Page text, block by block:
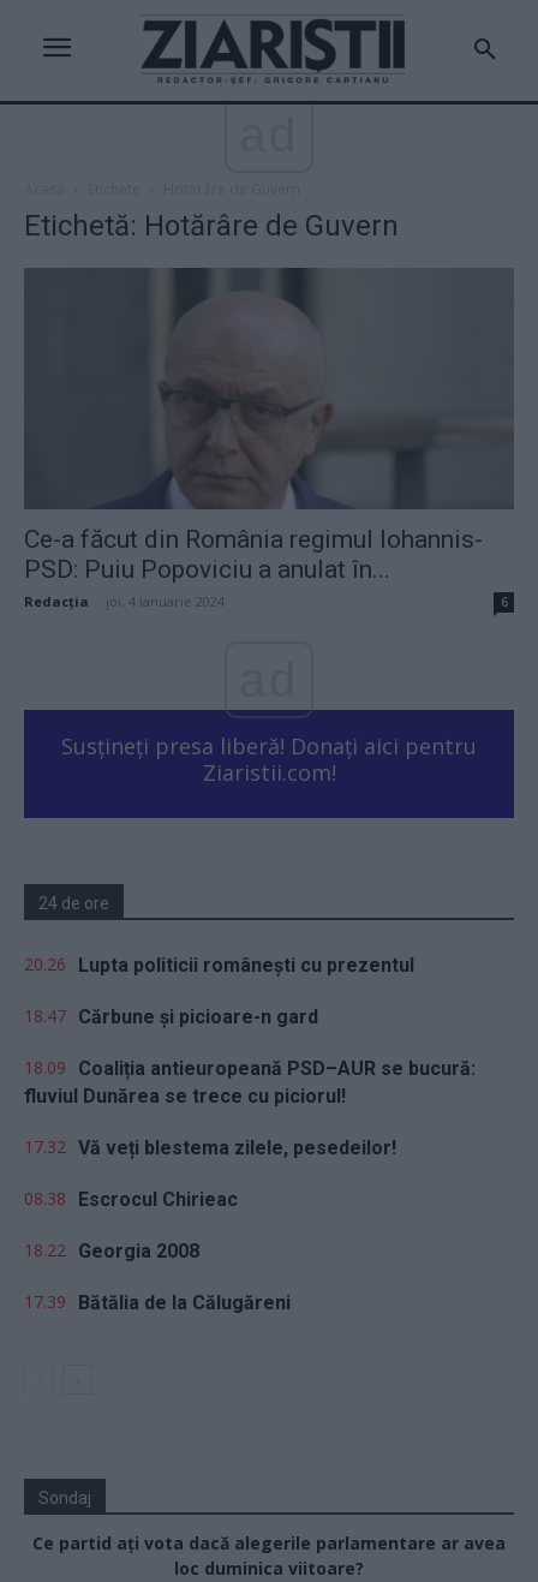
Etichetă: Hotărâre de Guvern
Ce-a făcut din România regimul Iohannis-
PSD: Puiu Popoviciu a anulat în...
Redacţia joi, 4 ianuarie 2024 6
Susțineți presa liberă! Donați aici pentru
Ziaristii.com!
24 de ore
20.26 Lupta politicii românești cu prezentul
18.47 Cărbune și picioare-n gard
18.09
Coaliția antieuropeană PSD–AUR se bucură:
fluviul Dunărea se trece cu piciorul!
17.32 Vă veți blestema zilele, pesedeilor!
08.38 Escrocul Chirieac
18.22 Georgia 2008
17.39 Bătălia de la Călugăreni
Sondaj
Ce partid ați vota dacă alegerile parlamentare ar avea
loc duminica viitoare?